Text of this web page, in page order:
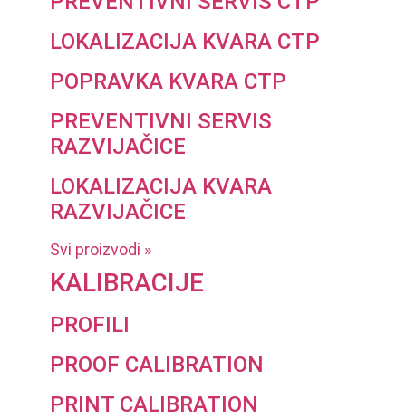
LOKALIZACIJA KVARA CTP
POPRAVKA KVARA CTP
PREVENTIVNI SERVIS
RAZVIJAČICE
LOKALIZACIJA KVARA
RAZVIJAČICE
Svi proizvodi »
KALIBRACIJE
PROFILI
PROOF CALIBRATION
PRINT CALIBRATION